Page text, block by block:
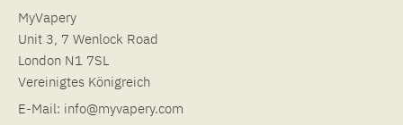
MyVapery
Unit 3, 7 Wenlock Road
London N1 7SL
Vereinigtes Königreich
E-Mail: info@myvapery.com